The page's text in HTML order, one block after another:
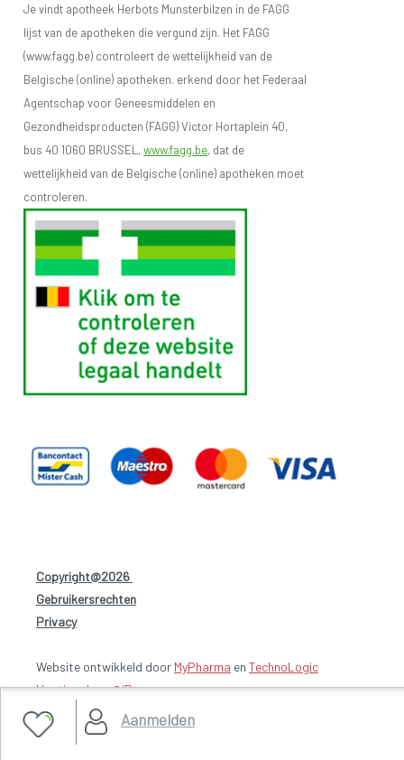
Aanmelden
Je vindt apotheek Herbots Munsterbilzen in de FAGG
lijst van de apotheken die vergund zijn. Het FAGG
(www.fagg.be) controleert de wettelijkheid van de
Belgische (online) apotheken. erkend door het Federaal
Agentschap voor Geneesmiddelen en
Gezondheidsproducten (FAGG) Victor Hortaplein 40,
bus 40 1060 BRUSSEL,www.fagg.be, dat de
wettelijkheid van de Belgische (online) apotheken moet
controleren.
Copyright@2026
Gebruikersrechten
Privacy-
Website ontwikkeld door MyPharma en TechnoLogic
Hosting door @iPower